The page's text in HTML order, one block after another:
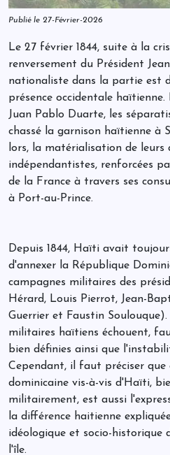
Publié le 27-Février-2026
Le 27 février 1844, suite à la
renversement du Président
nationaliste dans la partie est
présence occidentale
Juan Pablo Duarte, les
chassé la garnison haïtienne à
lors, la matérialisation de leurs
indépendantistes, renforcées
de la France à travers ses
à Port-au-Prince.
Depuis 1844, Haïti avait
d'annexer la République
campagnes militaires des
Hérard, Louis Pierrot, Jean-
Guerrier et Faustin
militaires haïtiens échouent,
bien définies ainsi que
Cependant, il faut préciser que
dominicaine vis-à-vis d'Haïti,
militairement, est aussi
la différence haitienne
idéologique et socio-historique
l'île.